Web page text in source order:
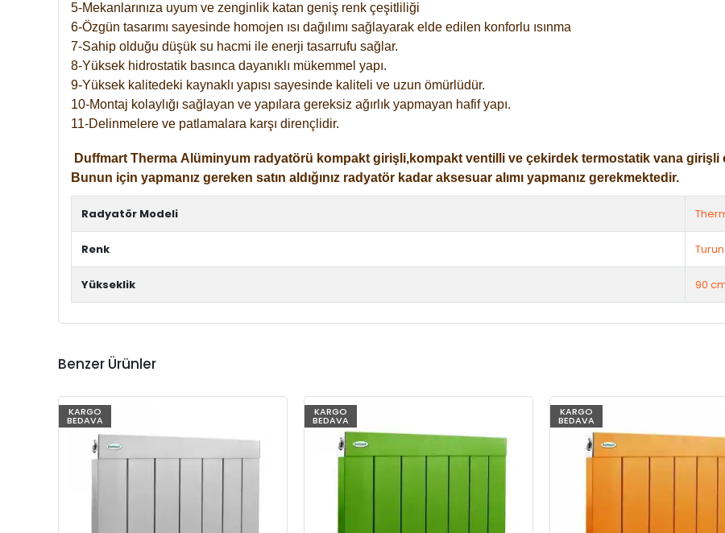
5-Mekanlarınıza uyum ve zenginlik katan geniş renk çeşitliliği
6-Özgün tasarımı sayesinde homojen ısı dağılımı sağlayarak elde edilen konforlu ısınma
7-Sahip olduğu düşük su hacmi ile enerji tasarrufu sağlar.
8-Yüksek hidrostatik basınca dayanıklı mükemmel yapı.
9-Yüksek kalitedeki kaynaklı yapısı sayesinde kaliteli ve uzun ömürlüdür.
10-Montaj kolaylığı sağlayan ve yapılara gereksiz ağırlık yapmayan hafif yapı.
11-Delinmelere ve patlamalara karşı dirençlidir.
Duffmart Therma Alüminyum radyatörü kompakt girişli,kompakt ventilli ve çekirdek termostatik vana girişli
Bunun için yapmanız gereken satın aldığınız radyatör kadar aksesuar alımı yapmanız gerekmektedir.
Radyatör Modeli
Renk
Yükseklik 90
Benzer Ürünler
KARGO
BEDAVA
KARGO
BEDAVA
KARGO
BEDAVA